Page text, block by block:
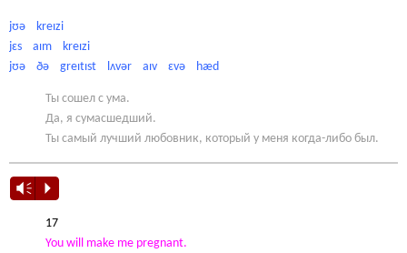
jʊə kreɪzi
jɛs aɪm kreɪzi
jʊə ðə greɪtɪst lʌvər aɪv ɛvə hæd
Ты сошел с ума.
Да, я сумасшедший.
Ты самый лучший любовник, который у меня когда-либо был.
Vm P
17
You will make me pregnant.